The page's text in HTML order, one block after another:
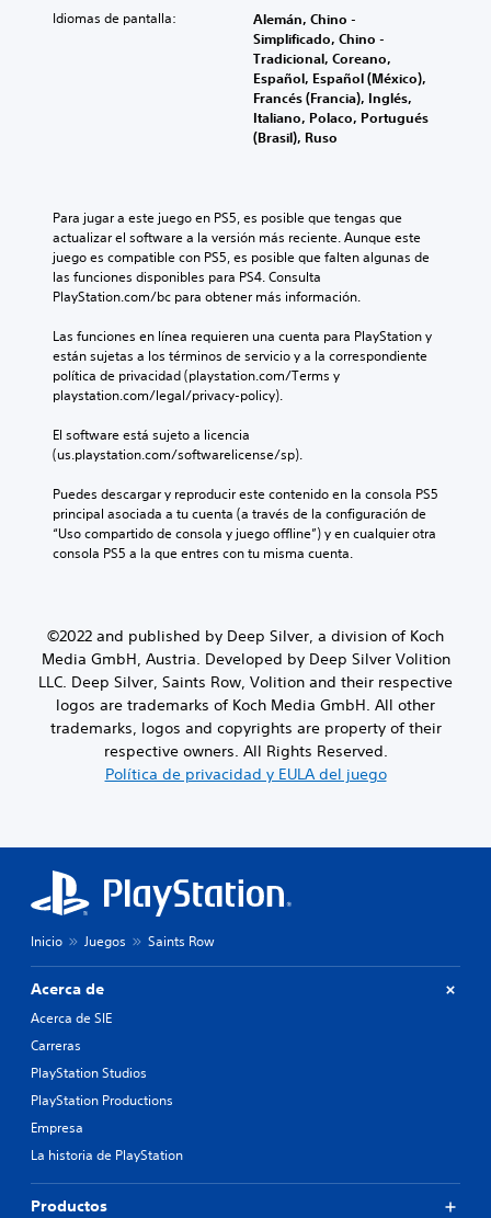
Idiomas de pantalla:
Alemán, Chino -
Simplificado, Chino -
Tradicional, Coreano,
Español, Español (México),
Francés (Francia), Inglés,
Italiano, Polaco, Portugués
(Brasil), Ruso
Para jugar a este juego en PS5, es posible que tengas que
actualizar el software a la versión más reciente. Aunque este
juego es compatible con PS5, es posible que falten algunas de
las funciones disponibles para PS4. Consulta
PlayStation.com/bc para obtener más información.
Las funciones en línea requieren una cuenta para PlayStation y
están sujetas a los términos de servicio y a la correspondiente
política de privacidad (playstation.com/Terms y
playstation.com/legal/privacy-policy).
El software está sujeto a licencia
(us.playstation.com/softwarelicense/sp).
Puedes descargar y reproducir este contenido en la consola PS5
principal asociada a tu cuenta (a través de la configuración de
“Uso compartido de consola y juego offline”) y en cualquier otra
consola PS5 a la que entres con tu misma cuenta.
©2022 and published by Deep Silver, a division of Koch
Media GmbH, Austria. Developed by Deep Silver Volition
LLC. Deep Silver, Saints Row, Volition and their respective
logos are trademarks of Koch Media GmbH. All other
trademarks, logos and copyrights are property of their
respective owners. All Rights Reserved.
Política de privacidad y EULA del juego
Inicio Juegos Saints Row
Acerca de
Acerca de SIE
Carreras
PlayStation Studios
PlayStation Productions
Empresa
La historia de PlayStation
Productos